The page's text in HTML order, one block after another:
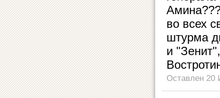
во всех
штурма
и
Оставлен 20